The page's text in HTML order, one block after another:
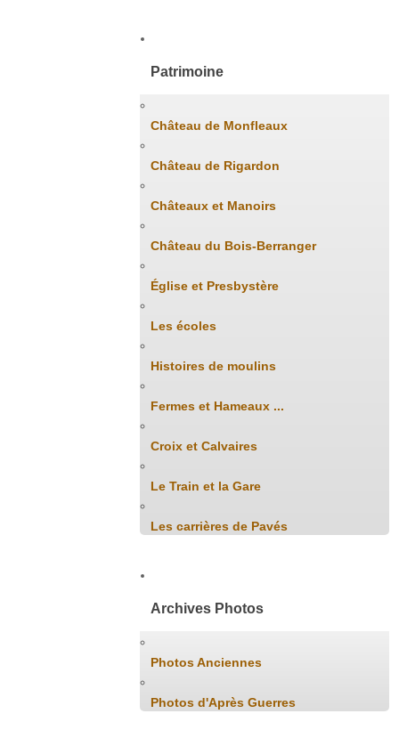
Patrimoine
Château de Monfleaux
Château de Rigardon
Châteaux et Manoirs
Château du Bois-Berranger
Église et Presbystère
Les écoles
Histoires de moulins
Fermes et Hameaux ...
Croix et Calvaires
Le Train et la Gare
Les carrières de Pavés
Archives Photos
Photos Anciennes
Photos d'Après Guerres